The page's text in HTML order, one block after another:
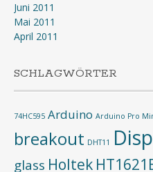
Juni 2011
Mai 2011
April 2011
SCHLAGWÖRTER
74HC595 Arduino Arduino Pro
breakout DHT11
glass Holtek